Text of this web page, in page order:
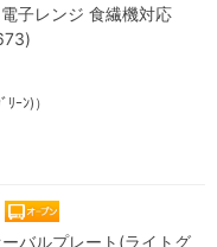
子レンジ 食繊機対応
ﾘｰﾝ)）
バルプレート(ライトグ